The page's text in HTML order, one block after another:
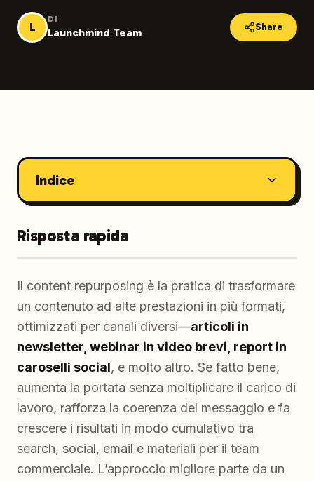
L
DI
Launchmind Team Share
Indice
Risposta rapida
Il content repurposing è la pratica di trasformare
un contenuto ad alte prestazioni in più formati,
ottimizzati per canali diversi—articoli in
newsletter, webinar in video brevi, report in
caroselli social, e molto altro. Se fatto bene,
aumenta la portata senza moltiplicare il carico di
lavoro, rafforza la coerenza del messaggio e fa
crescere i risultati in modo cumulativo tra
search, social, email e materiali per il team
commerciale. L’approccio migliore parte da un